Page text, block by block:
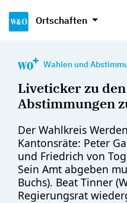
Ortschaften
Wahlen und
Liveticker zu
Abstimmungen
Der Wahlkreis
Kantonsräte: Peter
und Friedrich von
Sein Amt abgeben
Buchs). Beat Tinner
Regierungsrat